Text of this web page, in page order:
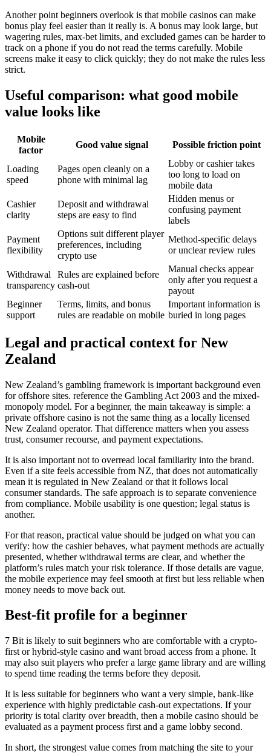
Another point beginners overlook is that mobile casinos can make
bonus play feel easier than it really is. A bonus may look large, but
wagering rules, max-bet limits, and excluded games can be harder to
track on a phone if you do not read the terms carefully. Mobile
screens make it easy to click quickly; they do not make the rules less
strict.
Useful comparison: what good mobile
value looks like
Mobile
factor
Good value signal Possible friction point
Loading
speed
Pages open cleanly on a
phone with minimal lag
Lobby or cashier takes
too long to load on
mobile data
Cashier
clarity
Deposit and withdrawal
steps are easy to find
Hidden menus or
confusing payment
labels
Payment
flexibility
Options suit different player
preferences, including
crypto use
Method-specific delays
or unclear review rules
Withdrawal
transparency
Rules are explained before
cash-out
Manual checks appear
only after you request a
payout
Beginner
support
Terms, limits, and bonus
rules are readable on mobile
Important information is
buried in long pages
Legal and practical context for New
Zealand
New Zealand’s gambling framework is important background even
for offshore sites. reference the Gambling Act 2003 and the mixed-
monopoly model. For a beginner, the main takeaway is simple: a
private offshore casino is not the same thing as a locally licensed
New Zealand operator. That difference matters when you assess
trust, consumer recourse, and payment expectations.
It is also important not to overread local familiarity into the brand.
Even if a site feels accessible from NZ, that does not automatically
mean it is regulated in New Zealand or that it follows local
consumer standards. The safe approach is to separate convenience
from compliance. Mobile usability is one question; legal status is
another.
For that reason, practical value should be judged on what you can
verify: how the cashier behaves, what payment methods are actually
presented, whether withdrawal terms are clear, and whether the
platform’s rules match your risk tolerance. If those details are vague,
the mobile experience may feel smooth at first but less reliable when
money needs to move back out.
Best-fit profile for a beginner
7 Bit is likely to suit beginners who are comfortable with a crypto-
first or hybrid-style casino and want broad access from a phone. It
may also suit players who prefer a large game library and are willing
to spend time reading the terms before they deposit.
It is less suitable for beginners who want a very simple, bank-like
experience with highly predictable cash-out expectations. If your
priority is total clarity over breadth, then a mobile casino should be
evaluated as a payment process first and a game lobby second.
In short, the strongest value comes from matching the site to your